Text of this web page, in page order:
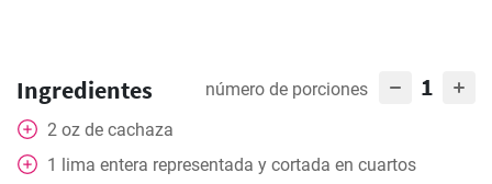
Ingredientes número de porciones 1
2 oz de cachaza
1 lima entera representada y cortada en cuartos